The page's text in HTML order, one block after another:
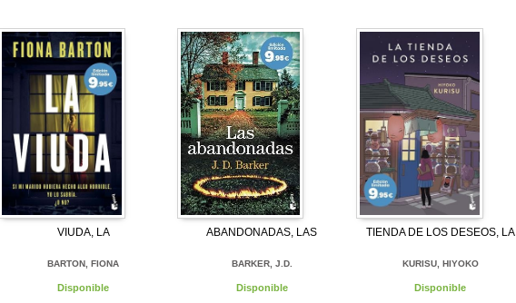
VIUDA, LA
BARTON, FIONA
Disponible
ABANDONADAS, LAS
BARKER, J.D.
Disponible
TIENDA DE LOS DESEOS, LA
KURISU, HIYOKO
Disponible